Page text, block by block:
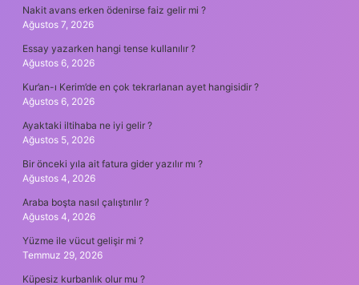
Nakit avans erken ödenirse faiz gelir mi ?
Ağustos 7, 2026
Essay yazarken hangi tense kullanılır ?
Ağustos 6, 2026
Kur’an-ı Kerim’de en çok tekrarlanan ayet hangisidir ?
Ağustos 6, 2026
Ayaktaki iltihaba ne iyi gelir ?
Ağustos 5, 2026
Bir önceki yıla ait fatura gider yazılır mı ?
Ağustos 4, 2026
Araba boşta nasıl çalıştırılır ?
Ağustos 4, 2026
Yüzme ile vücut gelişir mi ?
Temmuz 29, 2026
Küpesiz kurbanlık olur mu ?